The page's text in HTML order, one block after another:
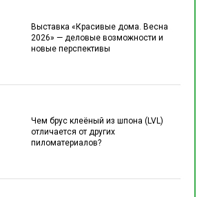
Выставка «Красивые дома. Весна
2026» — деловые возможности и
новые перспективы
Чем брус клеёный из шпона (LVL)
отличается от других
пиломатериалов?